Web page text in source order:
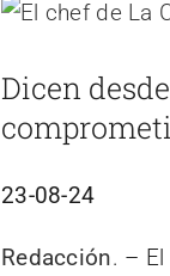
Ver
más
grande
Dicen
23-08-24
Redacción. –